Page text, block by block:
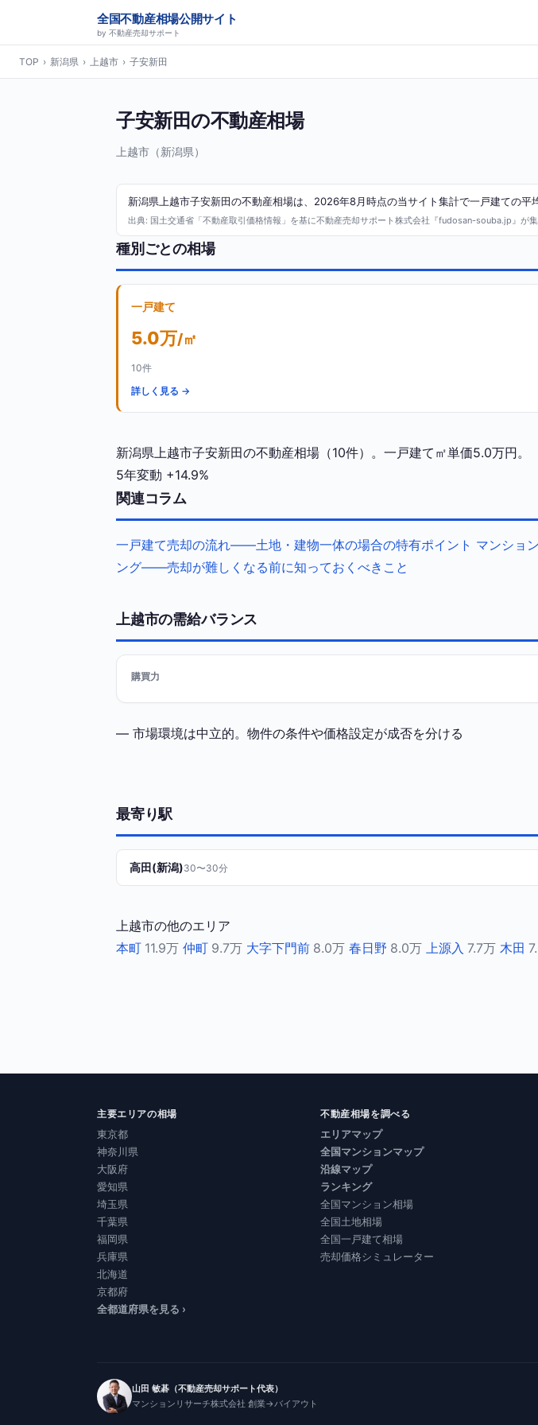
全国不動産相場公開サイト
by 不動産売却サポート
TOP › 新潟県 › 上越市 › 子安新田
子安新田の不動産相場
上越市（新潟県）
新潟県上越市子安新田の不動産相場は、2026年8月時点の当サイト集計で一戸建ての平
出典: 国土交通省「不動産取引価格情報」を基に不動産売却サポート株式会社『fudosan-souba.jp』が
種別ごとの相場
一戸建て
5.0万/㎡
10件
詳しく見る →
新潟県上越市子安新田の不動産相場（10件）。一戸建て㎡単価5.0万円。
5年変動 +14.9%
関連コラム
一戸建て売却の流れ——土地・建物一体の場合の特有ポイント マンショ
ング——売却が難しくなる前に知っておくべきこと
上越市の需給バランス
購買力
— 市場環境は中立的。物件の条件や価格設定が成否を分ける
最寄り駅
高田(新潟)30〜30分
上越市の他のエリア
本町 11.9万 仲町 9.7万 大字下門前 8.0万 春日野 8.0万 上源入 7.7万 木田
主要エリアの相場
東京都
神奈川県
大阪府
愛知県
埼玉県
千葉県
福岡県
兵庫県
北海道
京都府
全都道府県を見る ›
不動産相場を調べる
エリアマップ
全国マンションマップ
沿線マップ
ランキング
全国マンション相場
全国土地相場
全国一戸建て相場
売却価格シミュレーター
山田 敏碁（不動産売却サポート代表）
マンションリサーチ株式会社 創業→バイアウト